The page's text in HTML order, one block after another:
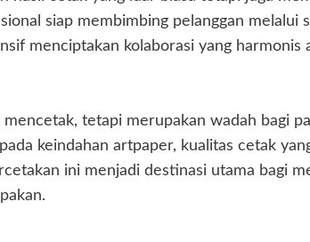
siap membimbing pelanggan
menciptakan kolaborasi yang harmonis
tetapi merupakan wadah bagi
keindahan artpaper, kualitas cetak
ini menjadi destinasi utama bagi